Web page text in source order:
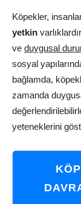
Köpekler,
yetkin
ve duygusal
sosyal
bağlamda,
zamanda
yeteneklerini